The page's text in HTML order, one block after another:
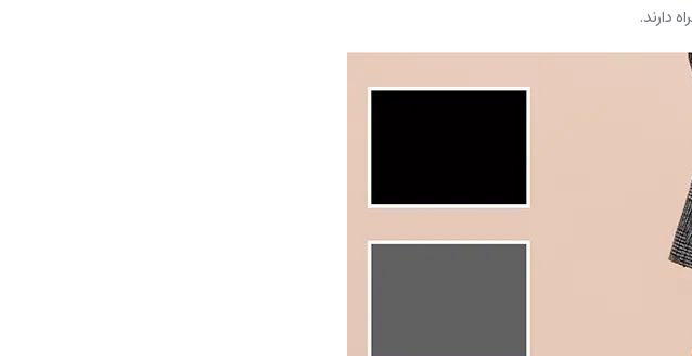
دارند.